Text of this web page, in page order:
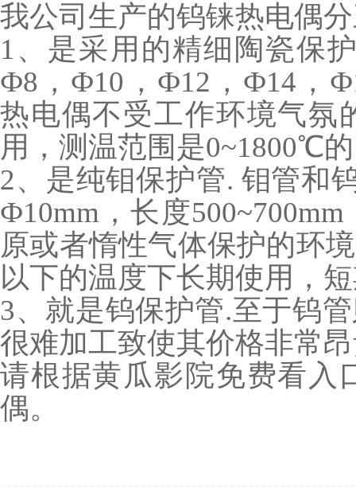
我公司生产的钨铼热电偶
1、是采用的精细陶瓷保
Ф8，Ф10，Ф12，Ф14，
热电偶不受工作环境气氛
用，测温范围是0~1800℃
2、是纯钼保护管. 钼管和
Ф10mm，长度
原或者惰性气体保护的环
以下的温度下长期使用，
3、就是钨保护管.至于钨
很难加工致使其价格非常
请根据黄瓜影院免费看入
偶。